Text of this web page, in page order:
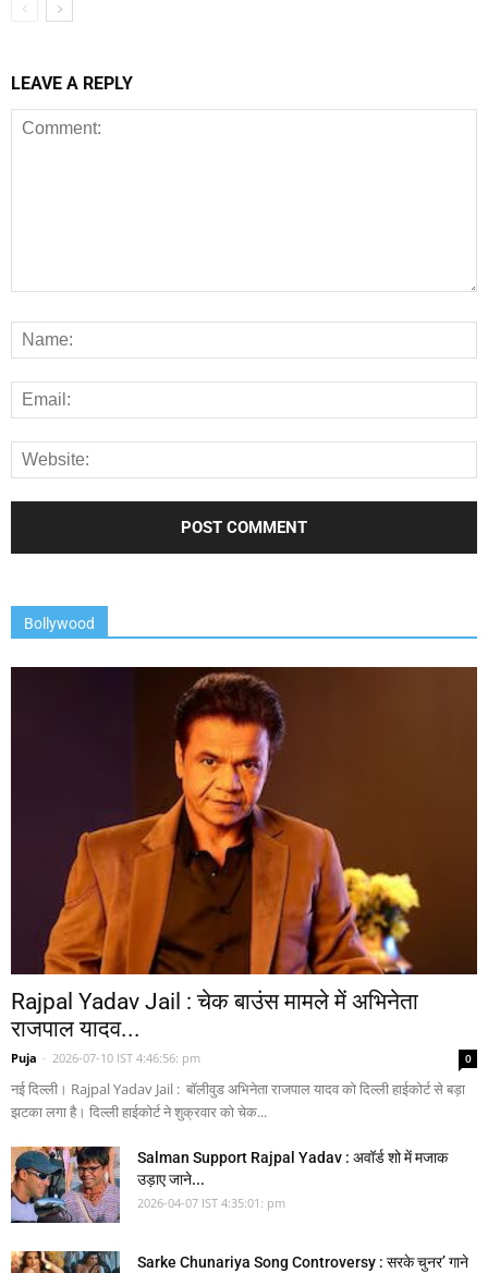
LEAVE A REPLY
Bollywood
Rajpal Yadav Jail : चेक बाउंस मामले में अभिनेता
राजपाल यादव...
Puja - 2026-07-10 IST 4:46:56: pm 0
नई दिल्ली। Rajpal Yadav Jail : बॉलीवुड अभिनेता राजपाल यादव को दिल्ली हाईकोर्ट से बड़ा
झटका लगा है। दिल्ली हाईकोर्ट ने शुक्रवार को चेक...
Salman Support Rajpal Yadav : अवॉर्ड शो में मजाक
उड़ाए जाने...
2026-04-07 IST 4:35:01: pm
Sarke Chunariya Song Controversy : सरके चुनर’ गाने